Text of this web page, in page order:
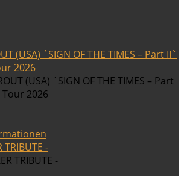
(USA) `SIGN OF THE TIMES – Part II`
2026
TRIBUTE -